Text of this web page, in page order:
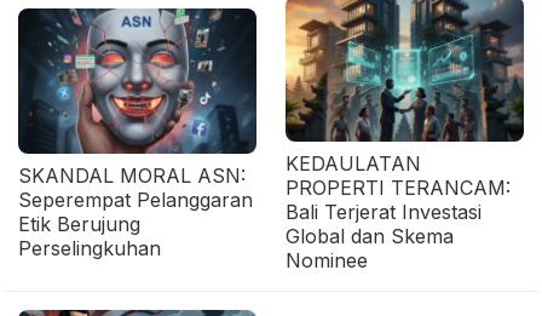
SKANDAL MORAL ASN:
Seperempat Pelanggaran
Etik Berujung
Perselingkuhan
KEDAULATAN
PROPERTI TERANCAM:
Bali Terjerat Investasi
Global dan Skema
Nominee